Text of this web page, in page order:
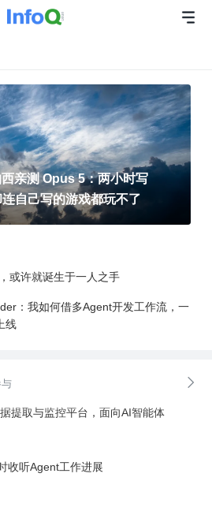
亲测 Opus 5：两小时写
自己写的游戏都玩不了
或许就诞生于一人之手
：我如何借多Agent开发工作流，一
线

提取与监控平台，面向AI智能体
收听Agent工作进展